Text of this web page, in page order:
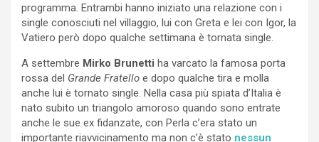
programma. Entrambi hanno iniziato una relazione con i
single conosciuti nel villaggio, lui con Greta e lei con Igor, la
Vatiero però dopo qualche settimana è tornata single.
A settembre Mirko Brunetti ha varcato la famosa porta
rossa del Grande Fratello e dopo qualche tira e molla
anche lui è tornato single. Nella casa più spiata d’Italia è
nato subito un triangolo amoroso quando sono entrate
anche le sue ex fidanzate, con Perla c’era stato un
importante riavvicinamento ma non c’è stato nessun